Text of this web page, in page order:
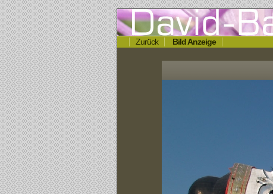
Zurück Bild Anzeige